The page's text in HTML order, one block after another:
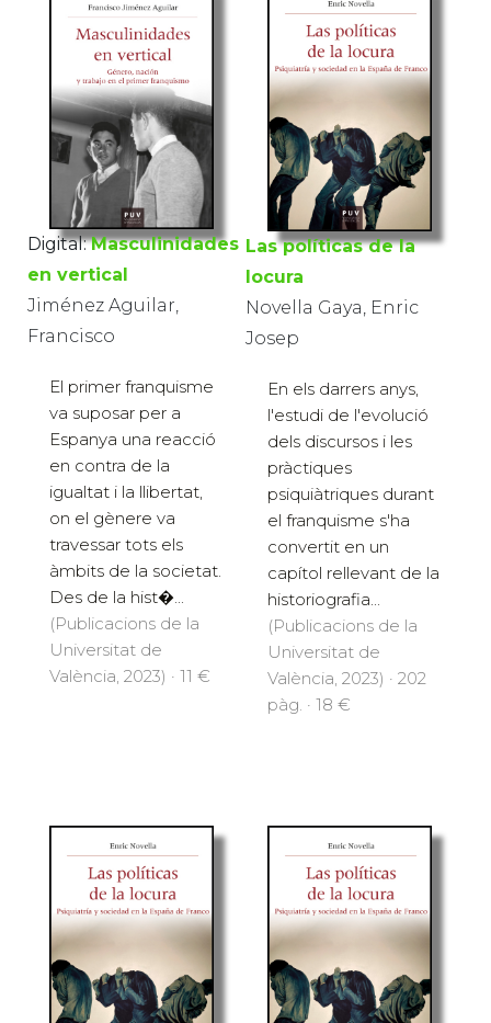
Digital: Masculinidades
en vertical
Jiménez Aguilar,
Francisco
El primer franquisme
va suposar per a
Espanya una reacció
en contra de la
igualtat i la llibertat,
on el gènere va
travessar tots els
àmbits de la societat.
Des de la hist�...
(Publicacions de la
Universitat de
València, 2023) · 11 €
Las políticas de la
locura
Novella Gaya, Enric
Josep
En els darrers anys,
l'estudi de l'evolució
dels discursos i les
pràctiques
psiquiàtriques durant
el franquisme s'ha
convertit en un
capítol rellevant de la
historiografia...
(Publicacions de la
Universitat de
València, 2023) · 202
pàg. · 18 €